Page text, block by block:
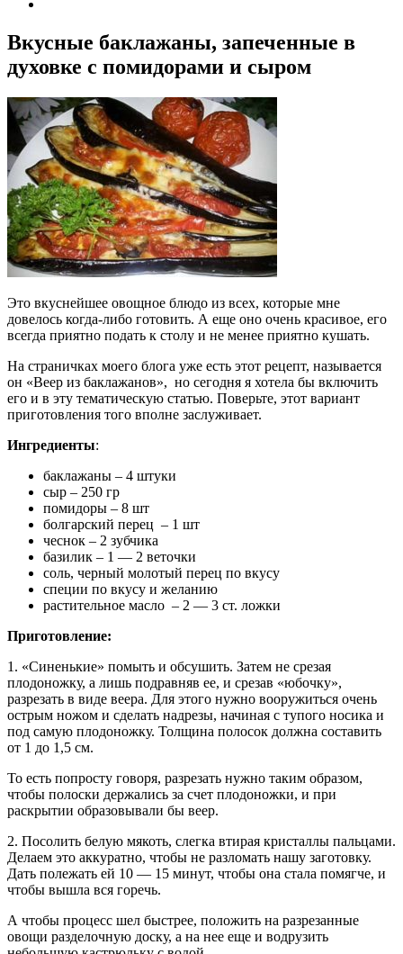
Вкусные баклажаны, запеченные в
духовке с помидорами и сыром
Это вкуснейшее овощное блюдо из всех, которые мне
довелось когда-либо готовить. А еще оно очень красивое, его
всегда приятно подать к столу и не менее приятно кушать.
На страничках моего блога уже есть этот рецепт, называется
он «Веер из баклажанов», но сегодня я хотела бы включить
его и в эту тематическую статью. Поверьте, этот вариант
приготовления того вполне заслуживает.
Ингредиенты:
баклажаны – 4 штуки
сыр – 250 гр
помидоры – 8 шт
болгарский перец – 1 шт
чеснок – 2 зубчика
базилик – 1 — 2 веточки
соль, черный молотый перец по вкусу
специи по вкусу и желанию
растительное масло – 2 — 3 ст. ложки
Приготовление:
1. «Синенькие» помыть и обсушить. Затем не срезая
плодоножку, а лишь подравняв ее, и срезав «юбочку»,
разрезать в виде веера. Для этого нужно вооружиться очень
острым ножом и сделать надрезы, начиная с тупого носика и
под самую плодоножку. Толщина полосок должна составить
от 1 до 1,5 см.
То есть попросту говоря, разрезать нужно таким образом,
чтобы полоски держались за счет плодоножки, и при
раскрытии образовывали бы веер.
2. Посолить белую мякоть, слегка втирая кристаллы пальцами.
Делаем это аккуратно, чтобы не разломать нашу заготовку.
Дать полежать ей 10 — 15 минут, чтобы она стала помягче, и
чтобы вышла вся горечь.
А чтобы процесс шел быстрее, положить на разрезанные
овощи разделочную доску, а на нее еще и водрузить